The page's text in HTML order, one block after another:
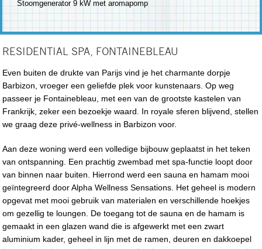
Stoomgenerator 9 kW met aromapomp
RESIDENTIAL SPA, FONTAINEBLEAU
Even buiten de drukte van Parijs vind je het charmante dorpje
Barbizon, vroeger een geliefde plek voor kunstenaars. Op weg
passeer je Fontainebleau, met een van de grootste kastelen van
Frankrijk, zeker een bezoekje waard. In royale sferen blijvend, stellen
we graag deze privé-wellness in Barbizon voor.
Aan deze woning werd een volledige bijbouw geplaatst in het teken
van ontspanning. Een prachtig zwembad met spa-functie loopt door
van binnen naar buiten. Hierrond werd een sauna en hamam mooi
geïntegreerd door Alpha Wellness Sensations. Het geheel is modern
opgevat met mooi gebruik van materialen en verschillende hoekjes
om gezellig te loungen. De toegang tot de sauna en de hamam is
gemaakt in een glazen wand die is afgewerkt met een zwart
aluminium kader, geheel in lijn met de ramen, deuren en dakkoepel